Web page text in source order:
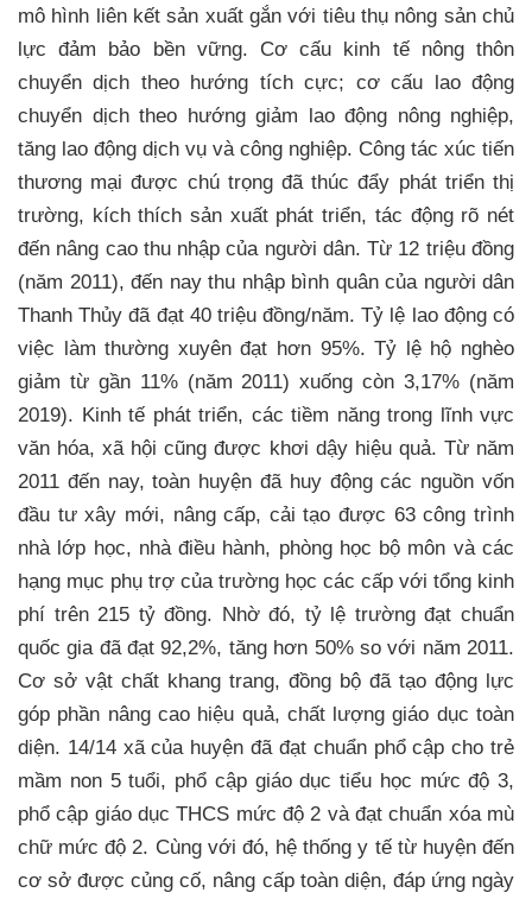
mô hình liên kết sản xuất gắn với tiêu thụ nông sản chủ
lực đảm bảo bền vững. Cơ cấu kinh tế nông thôn
chuyển dịch theo hướng tích cực; cơ cấu lao động
chuyển dịch theo hướng giảm lao động nông nghiệp,
tăng lao động dịch vụ và công nghiệp. Công tác xúc tiến
thương mại được chú trọng đã thúc đẩy phát triển thị
trường, kích thích sản xuất phát triển, tác động rõ nét
đến nâng cao thu nhập của người dân. Từ 12 triệu đồng
(năm 2011), đến nay thu nhập bình quân của người dân
Thanh Thủy đã đạt 40 triệu đồng/năm. Tỷ lệ lao động có
việc làm thường xuyên đạt hơn 95%. Tỷ lệ hộ nghèo
giảm từ gần 11% (năm 2011) xuống còn 3,17% (năm
2019). Kinh tế phát triển, các tiềm năng trong lĩnh vực
văn hóa, xã hội cũng được khơi dậy hiệu quả. Từ năm
2011 đến nay, toàn huyện đã huy động các nguồn vốn
đầu tư xây mới, nâng cấp, cải tạo được 63 công trình
nhà lớp học, nhà điều hành, phòng học bộ môn và các
hạng mục phụ trợ của trường học các cấp với tổng kinh
phí trên 215 tỷ đồng. Nhờ đó, tỷ lệ trường đạt chuẩn
quốc gia đã đạt 92,2%, tăng hơn 50% so với năm 2011.
Cơ sở vật chất khang trang, đồng bộ đã tạo động lực
góp phần nâng cao hiệu quả, chất lượng giáo dục toàn
diện. 14/14 xã của huyện đã đạt chuẩn phổ cập cho trẻ
mầm non 5 tuổi, phổ cập giáo dục tiểu học mức độ 3,
phổ cập giáo dục THCS mức độ 2 và đạt chuẩn xóa mù
chữ mức độ 2. Cùng với đó, hệ thống y tế từ huyện đến
cơ sở được củng cố, nâng cấp toàn diện, đáp ứng ngày